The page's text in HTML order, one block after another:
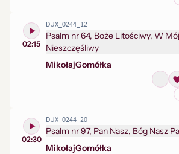
02:15
DUX_0244_12
Psalm nr 64, Boże Litościwy, W
Nieszczęśliwy
MikołajGomółka
02:30
DUX_0244_20
Psalm nr 97, Pan Nasz, Bóg
MikołajGomółka